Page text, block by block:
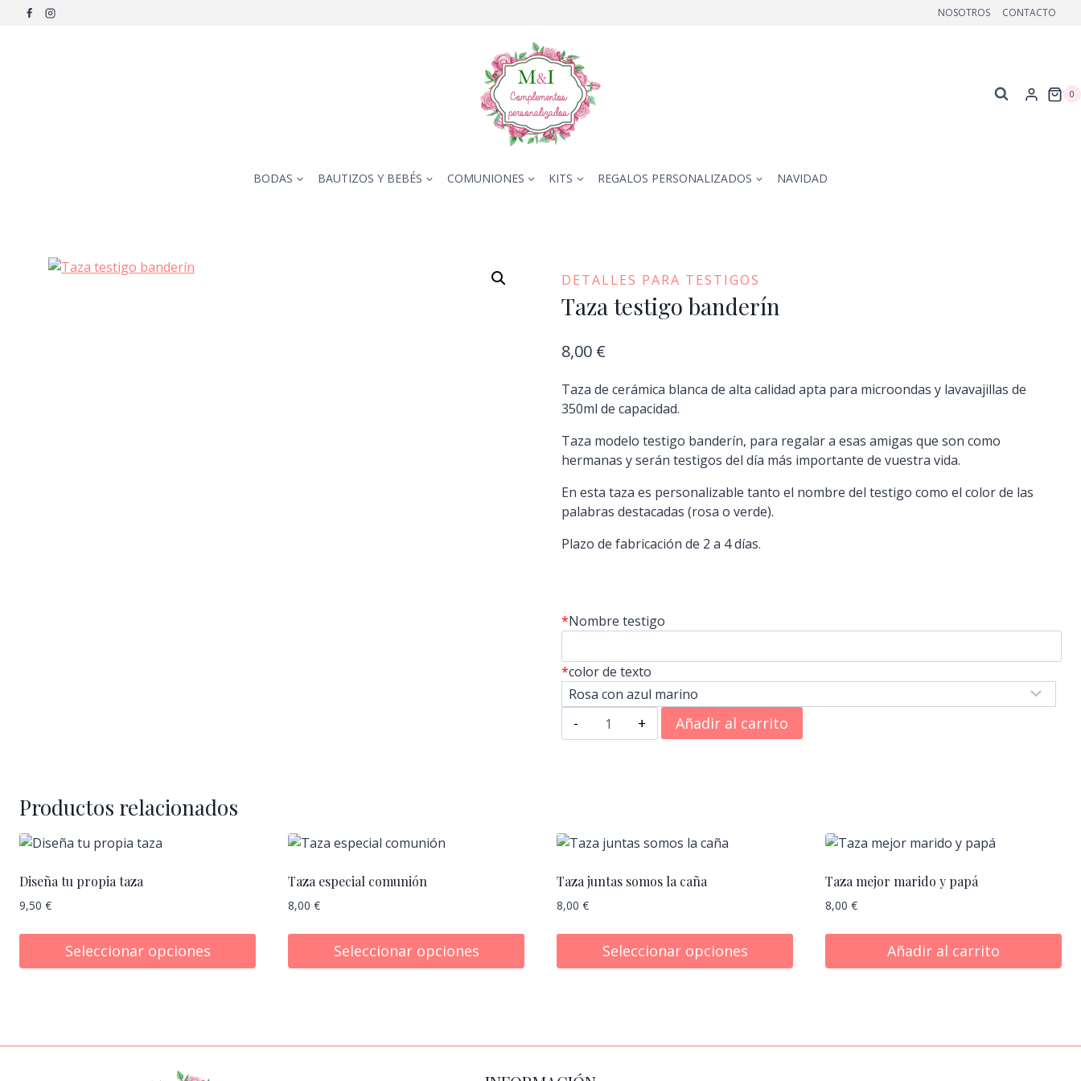
Saltar
NOSOTROS CONTACTO
0
BODAS BAUTIZOS Y BEBÉS COMUNIONES KITS REGALOS PERSONALIZADOS NAVIDAD
DETALLES PARA TESTIGOS
Taza testigo banderín
8,00 €
Taza de cerámica blanca de alta calidad apta para microondas y lavavajillas de
350ml de capacidad.
Taza modelo testigo banderín, para regalar a esas amigas que son como
hermanas y serán testigos del día más importante de vuestra vida.
En esta taza es personalizable tanto el nombre del testigo como el color de las
palabras destacadas (rosa o verde).
Plazo de fabricación de 2 a 4 días.
*Nombre testigo
*color de texto
Taza
testigo
Añadir al carrito
Productos relacionados
Diseña tu propia taza
9,50 €
Seleccionar opciones
Taza especial comunión
8,00 €
Seleccionar opciones
Taza juntas somos la caña
8,00 €
Seleccionar opciones
Taza mejor marido y papá
8,00 €
Añadir al carrito